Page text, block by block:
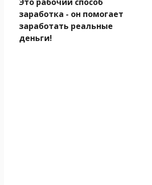
заработка - он помогает
заработать реальные
деньги!